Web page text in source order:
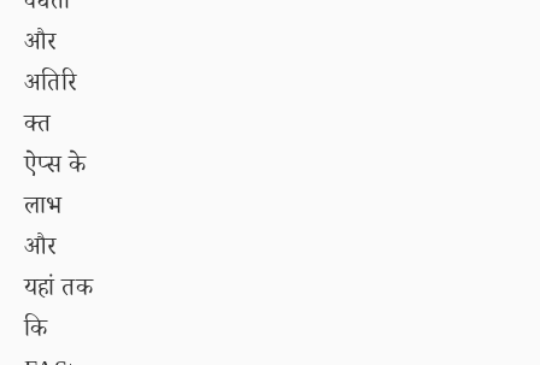
और
अतिरि
क्त
ऐप्स के
लाभ
और
यहां तक
कि